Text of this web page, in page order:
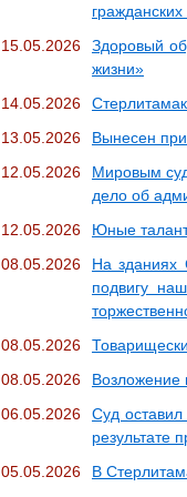
15.05.2026
Здоровый
жизни»
14.05.2026
13.05.2026
Вынесен
12.05.2026
Мировым
дело об
12.05.2026
Юные
08.05.2026
На зданиях
подвигу
08.05.2026
08.05.2026
Возложение
06.05.2026
Суд
результате
05.05.2026
В